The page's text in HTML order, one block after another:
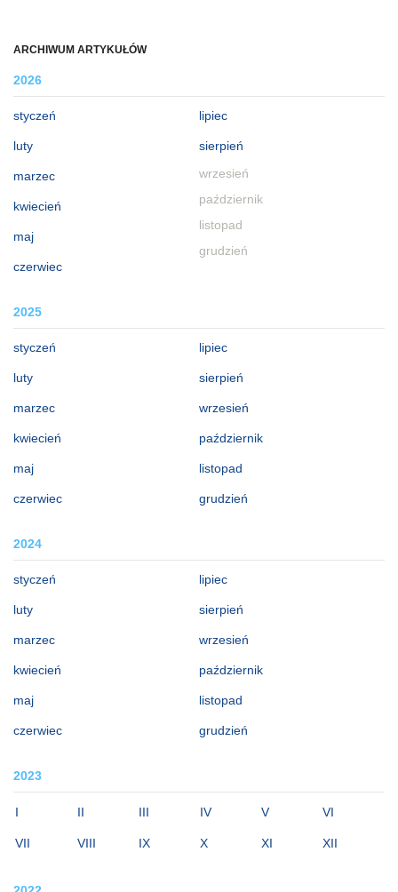
ARCHIWUM ARTYKUŁÓW
2026
styczeń
luty
marzec
kwiecień
maj
czerwiec
lipiec
sierpień
wrzesień
październik
listopad
grudzień
2025
styczeń
luty
marzec
kwiecień
maj
czerwiec
lipiec
sierpień
wrzesień
październik
listopad
grudzień
2024
styczeń
luty
marzec
kwiecień
maj
czerwiec
lipiec
sierpień
wrzesień
październik
listopad
grudzień
2023
I II III IV V VI
VII VIII IX X XI XII